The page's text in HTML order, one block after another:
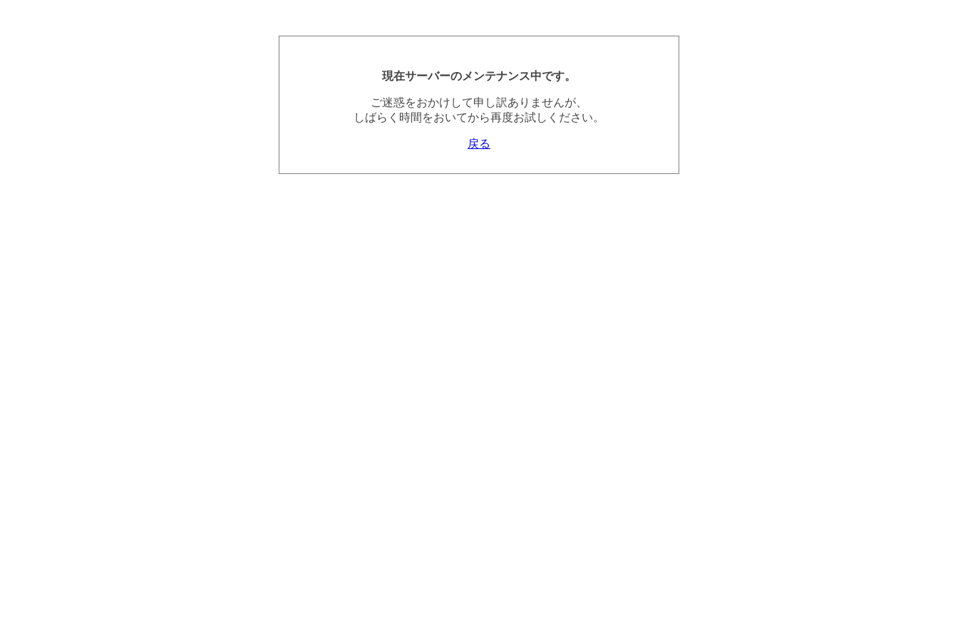
現在サーバーのメンテナンス中です。
ご迷惑をおかけして申し訳ありませんが、
しばらく時間をおいてから再度お試しください。
戻る